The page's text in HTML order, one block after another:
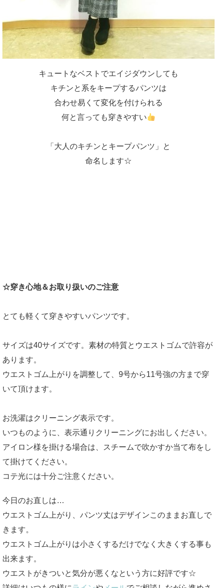
キュートなベストでエイジダウンしても
キチンと系をキープするパンツは
合わせ易くて変化を付けられる
何と言っても穿きやすい
「大人のキチンとキープパンツ」と
命名します☆
☆穿き心地＆お取り扱いのご注意
とても軽くて穿きやすいパンツです。
サイズは40サイズです。素材の特質とウエストゴムで許容が
あります。
ウエストゴム上がりを調整して、9号から11号強の方まで穿
いて頂けます。
お洗濯はクリーニング表示です。
いつものように、表示通りクリーニングにお出しください。
アイロン様を掛ける場合は、スチームで吹かすか当て布をし
て掛けてください。
コテ光には十分ご注意ください。
今日のお直しは…
ウエストゴム上がり、パンツ丈はデザインこのままお直しで
きます。
ウエストゴム上がりは小さくするだけでなく大きくする事も
出来ます。
ウエストがきついと気分が悪くなという方に好評です☆